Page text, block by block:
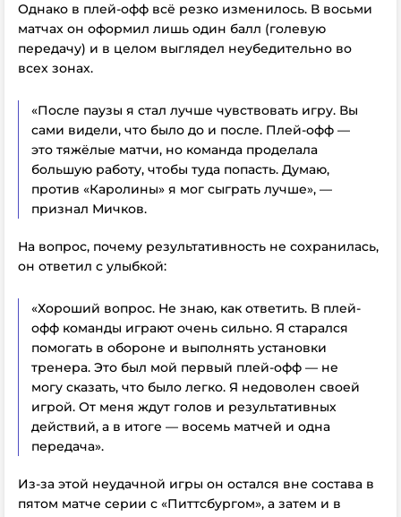
Однако в плей-офф всё резко изменилось. В восьми
матчах он оформил лишь один балл (голевую
передачу) и в целом выглядел неубедительно во
всех зонах.
«После паузы я стал лучше чувствовать игру. Вы
сами видели, что было до и после. Плей-офф —
это тяжёлые матчи, но команда проделала
большую работу, чтобы туда попасть. Думаю,
против «Каролины» я мог сыграть лучше», —
признал Мичков.
На вопрос, почему результативность не сохранилась,
он ответил с улыбкой:
«Хороший вопрос. Не знаю, как ответить. В плей-
офф команды играют очень сильно. Я старался
помогать в обороне и выполнять установки
тренера. Это был мой первый плей-офф — не
могу сказать, что было легко. Я недоволен своей
игрой. От меня ждут голов и результативных
действий, а в итоге — восемь матчей и одна
передача».
Из-за этой неудачной игры он остался вне состава в
пятом матче серии с «Питтсбургом», а затем и в